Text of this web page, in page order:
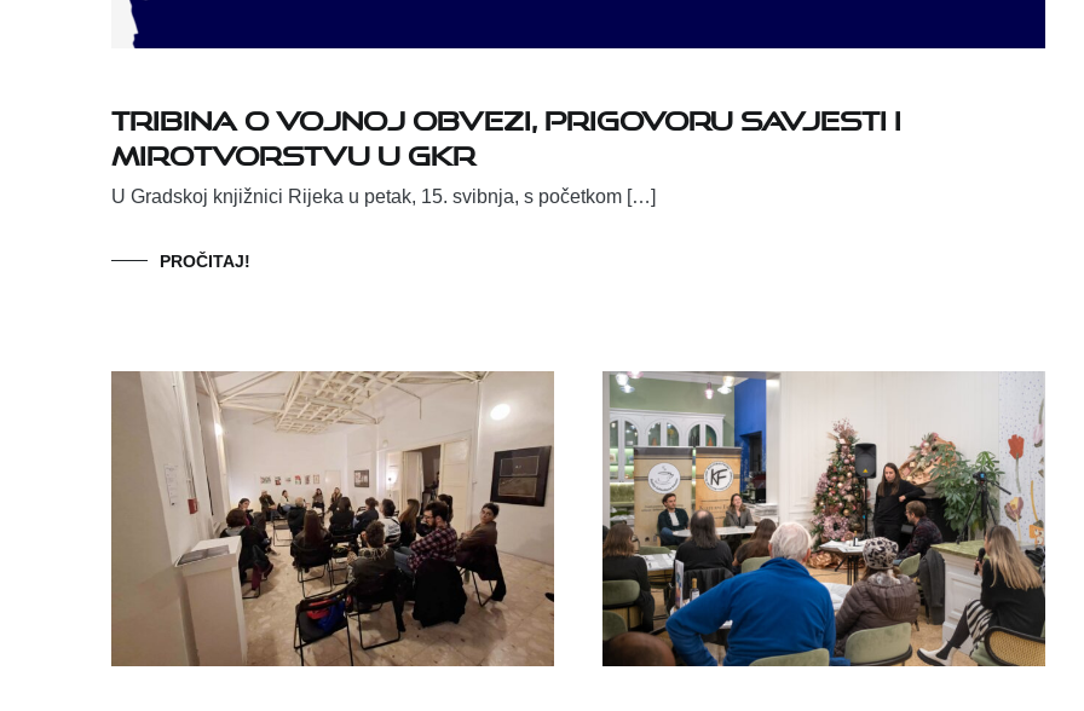
Tribina o vojnoj obvezi, prigovoru savjesti i
mirotvorstvu u GKR
U Gradskoj knjižnici Rijeka u petak, 15. svibnja, s početkom […]
PROČITAJ!